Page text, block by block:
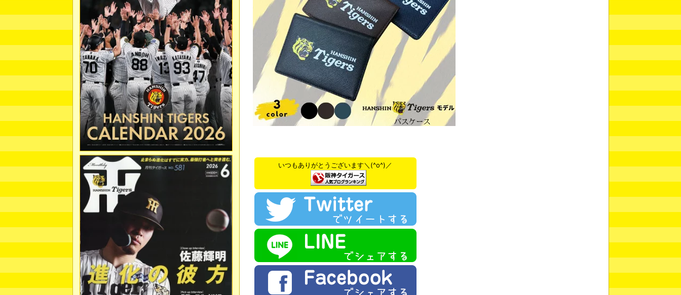
いつもありがとうございます＼(^o^)／